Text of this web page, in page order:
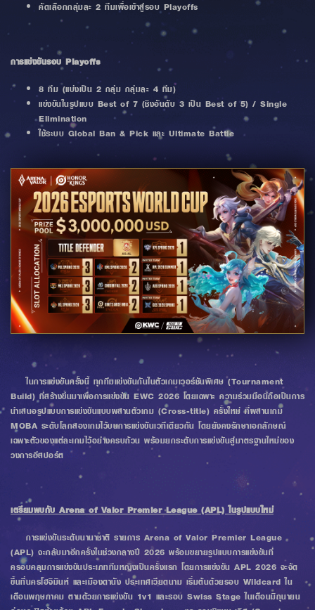
คัดเลือกกลุ่มละ 2 ทีมเพื่อเข้าสู่รอบ Playoffs
การแข่งขันรอบ Playoffs
8 ทีม (แบ่งเป็น 2 กลุ่ม กลุ่มละ 4 ทีม)
แข่งขันในรูปแบบ Best of 7 (ชิงอันดับ 3 เป็น Best of 5) / Single
Elimination
ใช้ระบบ Global Ban & Pick และ Ultimate Battle
ในการแข่งขันครั้งนี้ ทุกทีมแข่งขันกันในตัวเกมเวอร์ชันพิเศษ (Tournament
Build) ที่สร้างขึ้นมาเพื่อการแข่งขัน EWC 2026 โดยเฉพาะ ความร่วมมือนี้ถือเป็นการ
นำเสนอรูปแบบการแข่งขันแบบผสานตัวเกม (Cross-title) ครั้งใหม่ ที่ผสานเกม
MOBA ระดับโลกสองเกมไว้บนการแข่งขันเวทีเดียวกัน โดยยังคงรักษาเอกลักษณ์
เฉพาะตัวของแต่ละเกมไว้อย่างครบถ้วน พร้อมยกระดับการแข่งขันสู่มาตรฐานใหม่ของ
วงการอีสปอร์ต
เตรียมพบกับ Arena of Valor Premier League (APL) ในรูปแบบใหม่
การแข่งขันระดับนานาชาติ รายการ Arena of Valor Premier League
(APL) จะกลับมาอีกครั้งในช่วงกลางปี 2026 พร้อมขยายรูปแบบการแข่งขันที่
ครอบคลุมการแข่งขันประเภททีมหญิงเป็นครั้งแรก โดยการแข่งขัน APL 2026 จะจัด
ขึ้นที่นครโฮจิมินห์ และเมืองดานัง ประเทศเวียดนาม เริ่มต้นด้วยรอบ Wildcard ใน
เดือนพฤษภาคม ตามด้วยการแข่งขัน 1v1 และรอบ Swiss Stage ในเดือนมิถุนายน